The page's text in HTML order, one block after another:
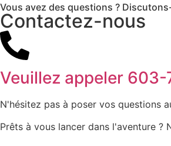
Vous avez des questions ?
Contactez-nous
Veuillez appeler 603-
N'hésitez pas à poser vos questions
Prêts à vous lancer dans l'aventure ?